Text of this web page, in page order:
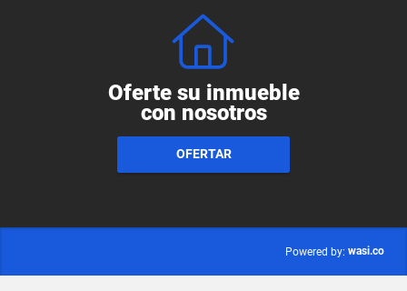
Oferte su inmueble
con nosotros
OFERTAR
Powered by: wasi.co